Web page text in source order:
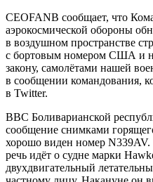
CEOFANB сообщает, что
аэрокосмической обороны
в воздушном пространстве
с бортовым номером США и
закону, самолётами нашей
в сообщении командования,
в Twitter.
ВВС Боливарианской
сообщение снимками
хорошо виден номер
речь идёт о судне марки
двухдвигательный